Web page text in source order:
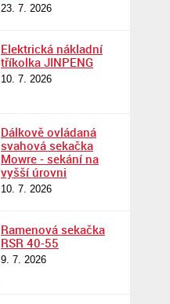
23. 7. 2026
Elektrická nákladní
tříkolka JINPENG
10. 7. 2026
Dálkově ovládaná
svahová sekačka
Mowre - sekání na
vyšší úrovni
10. 7. 2026
Ramenová sekačka
RSR 40-55
9. 7. 2026